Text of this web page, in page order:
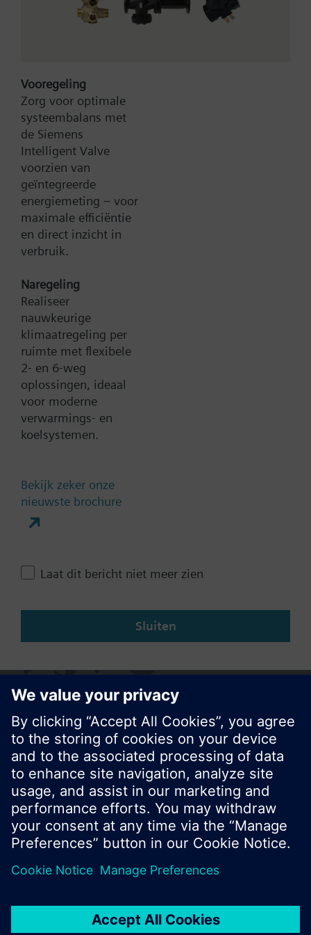
Bruto Prijs
Type:
Artikel-Nr.:
Garantie:
Productgroep:
Toevoegen aan winkelwagen
Documenten
Technische samenvatting
Meervoudige selecteerbare
accessoires
Vooregeling
Zorg voor optimale
systeembalans met
de Siemens
Intelligent Valve
voorzien van
geïntegreerde
energiemeting – voor
maximale efficiëntie
en direct inzicht in
verbruik.
Naregeling
Realiseer
nauwkeurige
klimaatregeling per
ruimte met flexibele
2- en 6-weg
oplossingen, ideaal
voor moderne
verwarmings- en
koelsystemen.
Bekijk zeker onze
nieuwste brochure
Laat dit bericht niet meer zien
Sluiten
Contact
Deze pagina delen
NL (nl)
© Siemens Nederland N.V. 2017
Productportfolio en prijzen kunnen variëren per
Gebruikershandleiding